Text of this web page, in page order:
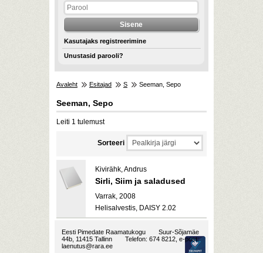
Kasutajaks registreerimine
Unustasid parooli?
Avaleht Esitajad S Seeman, Sepo
Seeman, Sepo
Leiti 1 tulemust
Sorteeri
Kivirähk, Andrus
Sirli, Siim ja saladused
Varrak, 2008
Helisalvestis, DAISY 2.02
Eesti Pimedate Raamatukogu
Suur-Sõjamäe
44b, 11415 Tallinn
Telefon: 674 8212, e-post:
laenutus@rara.ee